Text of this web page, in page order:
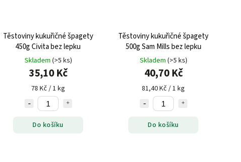
Těstoviny kukuřičné špagety
450g Civita bez lepku
Skladem (>5 ks)
35,10 Kč
78 Kč / 1 kg
Do košíku
Těstoviny kukuřičné špagety
500g Sam Mills bez lepku
Skladem (>5 ks)
40,70 Kč
81,40 Kč / 1 kg
Do košíku